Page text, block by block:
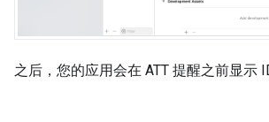
之后，您的应用会在 ATT 提醒之前显示